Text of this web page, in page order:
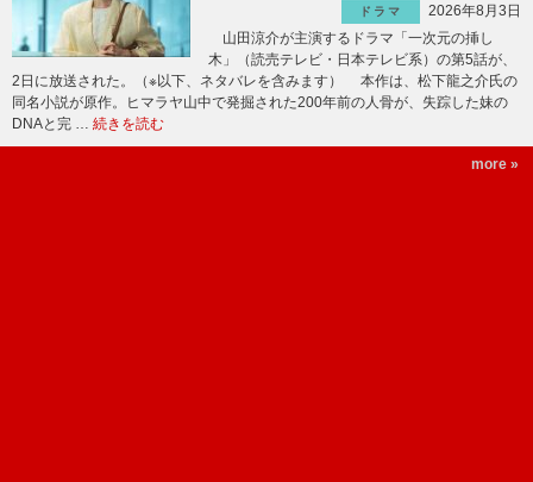
ドラマ
2026年8月3日
山田涼介が主演するドラマ「一次元の挿し
木」（読売テレビ・日本テレビ系）の第5話が、
2日に放送された。（※以下、ネタバレを含みます） 本作は、松下龍之介氏の
同名小説が原作。ヒマラヤ山中で発掘された200年前の人骨が、失踪した妹の
DNAと完 … 続きを読む
more »